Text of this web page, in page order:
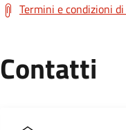
Termini e condizioni
Contatti